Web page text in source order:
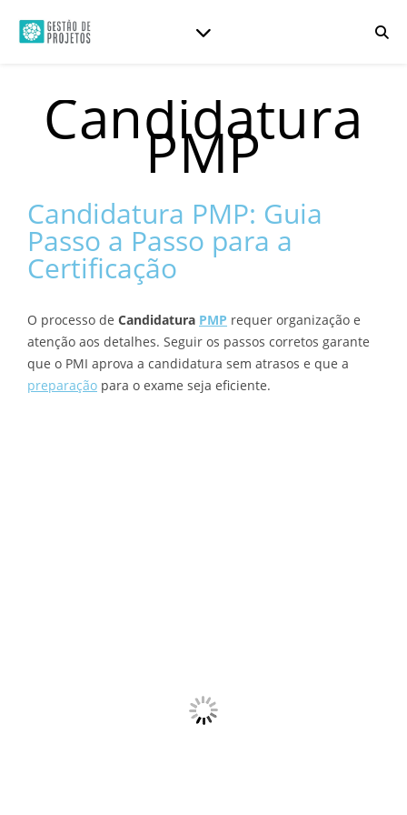
Candidatura
PMP
Candidatura PMP: Guia
Passo a Passo para a
Certificação
O processo de Candidatura PMP requer organização e
atenção aos detalhes. Seguir os passos corretos garante
que o PMI aprova a candidatura sem atrasos e que a
preparação para o exame seja eficiente.